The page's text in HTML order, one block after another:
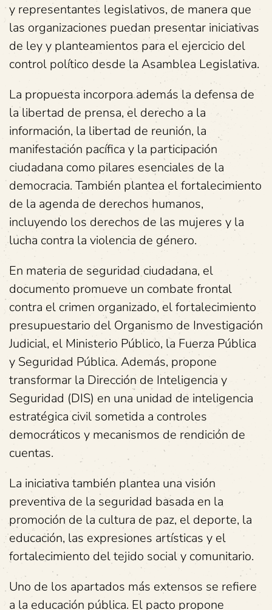
y representantes legislativos, de manera que
las organizaciones puedan presentar iniciativas
de ley y planteamientos para el ejercicio del
control político desde la Asamblea Legislativa.
La propuesta incorpora además la defensa de
la libertad de prensa, el derecho a la
información, la libertad de reunión, la
manifestación pacífica y la participación
ciudadana como pilares esenciales de la
democracia. También plantea el fortalecimiento
de la agenda de derechos humanos,
incluyendo los derechos de las mujeres y la
lucha contra la violencia de género.
En materia de seguridad ciudadana, el
documento promueve un combate frontal
contra el crimen organizado, el fortalecimiento
presupuestario del Organismo de Investigación
Judicial, el Ministerio Público, la Fuerza Pública
y Seguridad Pública. Además, propone
transformar la Dirección de Inteligencia y
Seguridad (DIS) en una unidad de inteligencia
estratégica civil sometida a controles
democráticos y mecanismos de rendición de
cuentas.
La iniciativa también plantea una visión
preventiva de la seguridad basada en la
promoción de la cultura de paz, el deporte, la
educación, las expresiones artísticas y el
fortalecimiento del tejido social y comunitario.
Uno de los apartados más extensos se refiere
a la educación pública. El pacto propone